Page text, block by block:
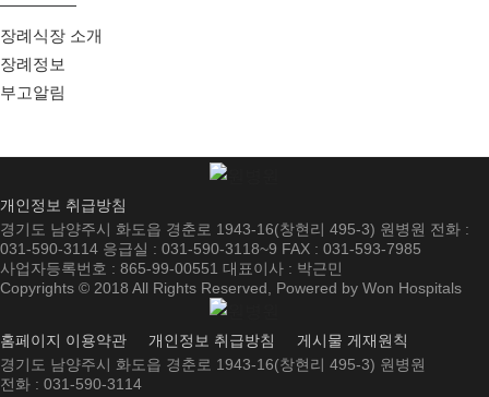
장례식장 소개
장례정보
부고알림
개인정보 취급방침
경기도 남양주시 화도읍 경춘로 1943-16(창현리 495-3) 원병원 전화 :
031-590-3114 응급실 : 031-590-3118~9 FAX : 031-593-7985
사업자등록번호 : 865-99-00551 대표이사 : 박근민
Copyrights © 2018 All Rights Reserved, Powered by Won Hospitals
홈페이지 이용약관 개인정보 취급방침
게시물 게재원칙
경기도 남양주시 화도읍 경춘로 1943-16(창현리 495-3) 원병원
전화 : 031-590-3114